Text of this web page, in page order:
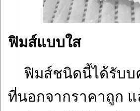
ฟิมส์แบบใส
ฟิมส์ชนิดนี้ได้รับบค
ที่นอกจากราคาถูก